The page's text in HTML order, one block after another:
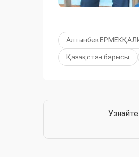
Алтынбек
Қазақстан барысы